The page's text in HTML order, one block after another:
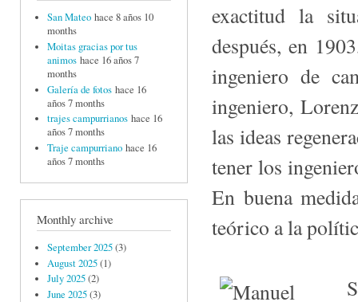
San Mateo hace 8 años 10
months
Moitas gracias por tus
animos hace 16 años 7
months
Galería de fotos hace 16
años 7 months
trajes campurrianos hace 16
años 7 months
Traje campurriano hace 16
años 7 months
Monthly archive
September 2025(3)
August 2025(1)
July 2025(2)
June 2025(3)
exactitud la
después, en
ingeniero de
ingeniero,
las ideas
tener los
En buena
teórico a la